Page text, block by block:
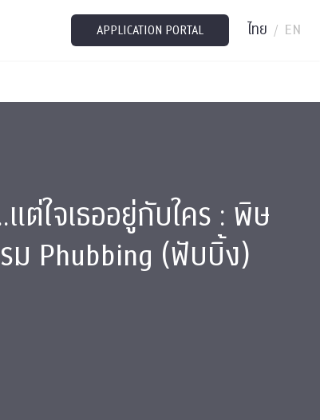
APPLICATION PORTAL ไทย / EN
ต่ใจเธออยู่กับใคร : พิษ
Phubbing (ฟับบิ้ง)